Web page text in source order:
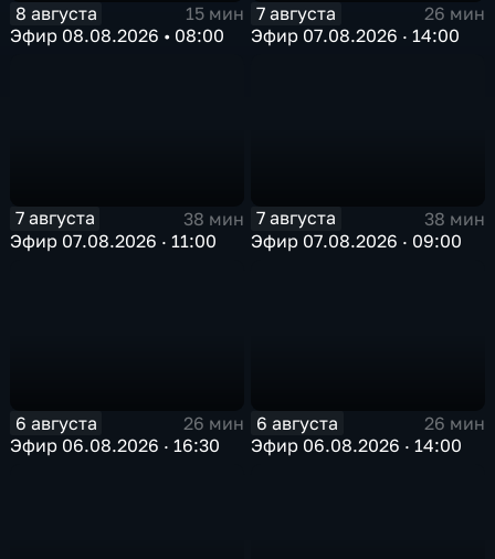
8 августа
15 мин
Эфир 08.08.2026 • 08:00
7 августа
26 мин
Эфир 07.08.2026 · 14:00
7 августа
38 мин
Эфир 07.08.2026 · 11:00
7 августа
38 мин
Эфир 07.08.2026 · 09:00
6 августа
26 мин
Эфир 06.08.2026 · 16:30
6 августа
26 мин
Эфир 06.08.2026 · 14:00